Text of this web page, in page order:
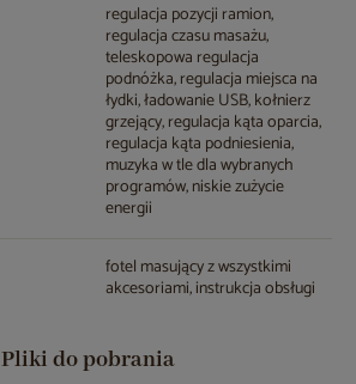
regulacja pozycji ramion,
regulacja czasu masażu,
teleskopowa regulacja
podnóżka, regulacja miejsca na
łydki, ładowanie USB, kołnierz
grzejący, regulacja kąta oparcia,
regulacja kąta podniesienia,
muzyka w tle dla wybranych
programów, niskie zużycie
energii
fotel masujący z wszystkimi
akcesoriami, instrukcja obsługi
Pliki do pobrania